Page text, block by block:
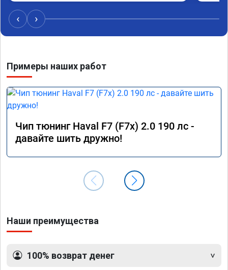
Номер
‹ ›
Примеры наших работ
Чип тюнинг Haval F7 (F7x) 2.0 190 лс -
давайте шить дружно!
Наши преимущества
100% возврат денег